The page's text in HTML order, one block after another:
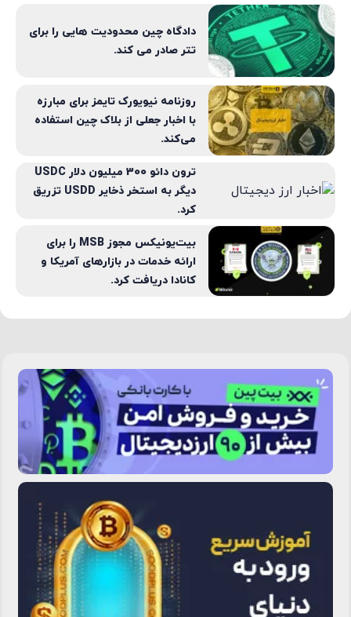
تتر صادر می کند.
با اخبار جعلی از بلاک چین استفاده
می‌کند.
دیگر به استخر ذخایر USDD تزریق
کرد.
ارائه خدمات در بازارهای آمریکا و
کانادا دریافت کرد.